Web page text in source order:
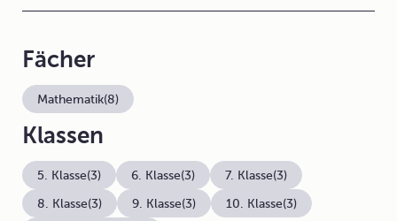
Fächer
Mathematik(8)
Klassen
5. Klasse(3) 6. Klasse(3) 7. Klasse(3)
8. Klasse(3) 9. Klasse(3) 10. Klasse(3)